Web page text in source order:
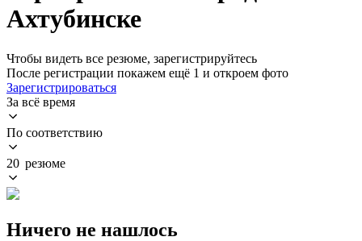
Ахтубинске
Чтобы видеть все резюме, зарегистрируйтесь
После регистрации покажем ещё 1 и откроем фото
Зарегистрироваться
За всё время
По соответствию
20 резюме
Ничего не нашлось